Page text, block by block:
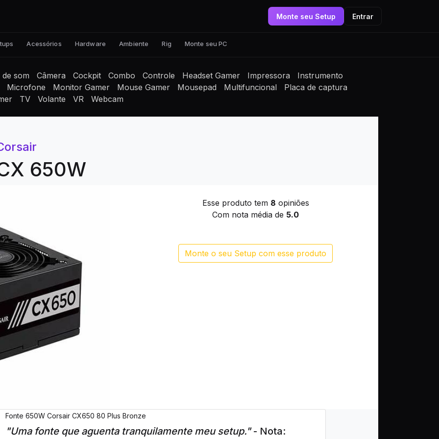
Monte seu Setup Entrar
Acessórios Hardware Ambiente Rig Monte seu PC
de som Câmera Cockpit Combo Controle Headset Gamer Impressora
Instrumento
Microfone
Monitor Gamer Mouse Gamer Mousepad Multifuncional
Placa de captura
TV Volante VR Webcam
650W
Esse produto tem 8 opiniões
Com nota média de 5.0
Monte o seu Setup com esse produto
Fonte 650W Corsair CX650 80 Plus Bronze
"Uma fonte que aguenta tranquilamente meu setup."- Nota: